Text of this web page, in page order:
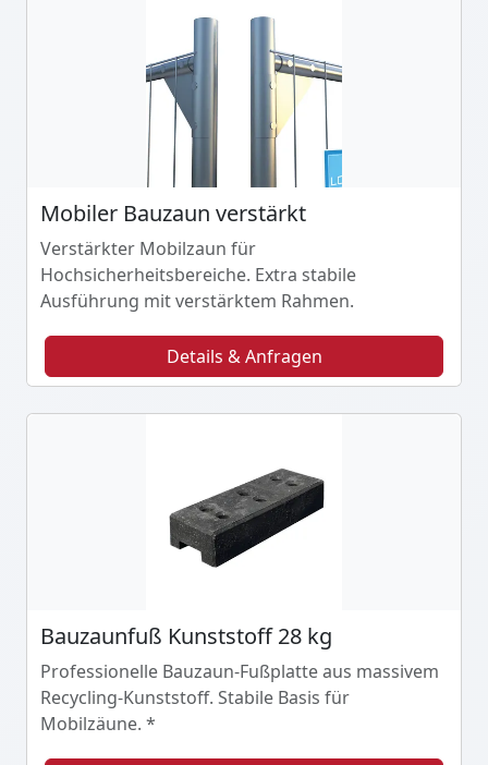
Mobiler Bauzaun verstärkt
Verstärkter Mobilzaun für
Hochsicherheitsbereiche. Extra stabile
Ausführung mit verstärktem Rahmen.
Details & Anfragen
Bauzaunfuß Kunststoff 28 kg
Professionelle Bauzaun-Fußplatte aus massivem
Recycling-Kunststoff. Stabile Basis für
Mobilzäune. *